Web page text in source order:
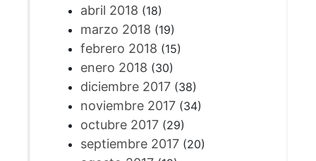
abril 2018 (18)
marzo 2018 (19)
febrero 2018 (15)
enero 2018 (30)
diciembre 2017(38)
noviembre 2017(34)
octubre 2017(29)
septiembre 2017(20)